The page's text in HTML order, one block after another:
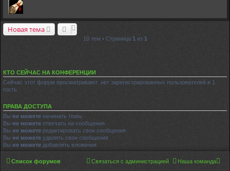
Новая тема
10 тем • Страница 1 из 1
КТО СЕЙЧАС НА КОНФЕРЕНЦИИ
Сейчас этот форум просматривают: нет зарегистрированных пользователей и 1
гость
ПРАВА ДОСТУПА
Вы не можете начинать темы
Вы не можете отвечать на сообщения
Вы не можете редактировать свои сообщения
Вы не можете удалять свои сообщения
Вы не можете добавлять вложения
Список форумов Наша команда
Связаться с администрацией